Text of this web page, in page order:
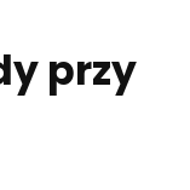
przy